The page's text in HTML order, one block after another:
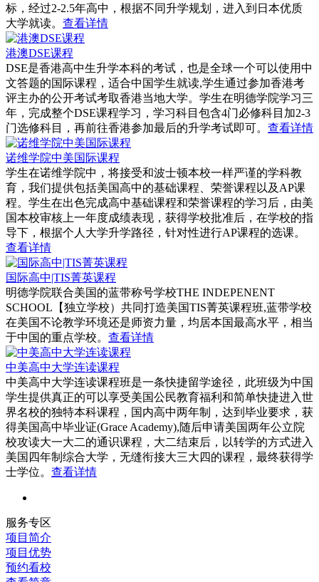
标，经过2-2.5年高中，根据不同升学规划，进入到日本优质
大学就读。 查看详情
港澳DSE课程
DSE是香港高中生升学本科的考试，也是全球一个可以使用中
文答题的国际课程，适合中国学生就读,学生通过参加香港考
评主办的公开考试考取香港当地大学。学生在明德学院学习三
年，完成整个DSE课程学习，学习科目包含4门必修科目加2-3
门选修科目，再前往香港参加最后的升学考试即可。 查看详情
诺维学院中美国际课程
学生在诺维学院中，将接受和波士顿本校一样严谨的学科教
育，我们提供包括美国高中的基础课程、荣誉课程以及AP课
程。学生在出色完成高中基础课程和荣誉课程的学习后，由美
国本校审核上一年度成绩表现，获得学校批准后，在学校的指
导下，根据个人大学升学路径，针对性进行AP课程的选课。
查看详情
国际高中|TIS菁英课程
明德学院联合美国的蓝带称号学校THE INDEPENENT
SCHOOL【独立学校）共同打造美国TIS菁英课程班,蓝带学校
在美国不论教学环境还是师资力量，均居本国最高水平，相当
于中国的重点学校。 查看详情
中美高中大学连读课程
中美高中大学连读课程班是一条快捷留学途径，此班级为中国
学生提供真正的可以享受美国公民教育福利和简单快捷进入世
界名校的独特本科课程，国内高中两年制，达到毕业要求，获
得美国高中毕业证(Grace Academy),随后申请美国两年公立院
校攻读大一大二的通识课程，大二结束后，以转学的方式进入
美国四年制综合大学，无缝衔接大三大四的课程，最终获得学
士学位。 查看详情
服务专区
项目简介
项目优势
预约看校